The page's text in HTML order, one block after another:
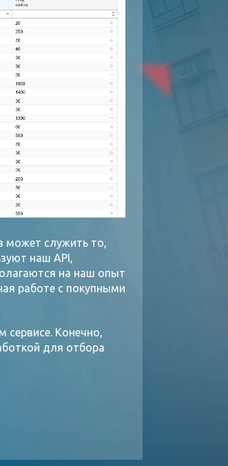
может служить то,
наш API,
на наш опыт
работе с покупными
сервисе. Конечно,
для отбора